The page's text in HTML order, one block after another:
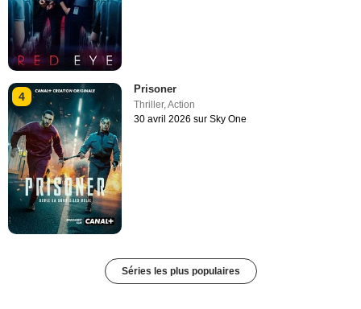
4
Prisoner
Thriller,Action
30 avril 2026 sur Sky One
Séries les plus populaires